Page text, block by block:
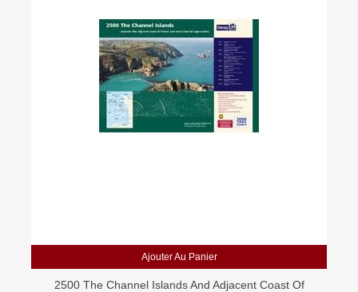
Ajouter Au Panier
2500 The Channel Islands And Adjacent Coast Of